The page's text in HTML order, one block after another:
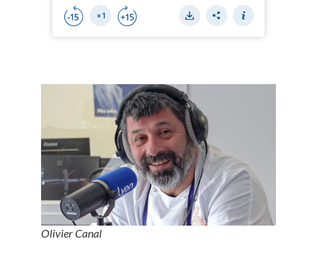
Olivier Canal